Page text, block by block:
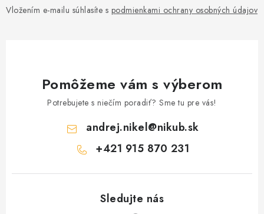
Vložením e-mailu súhlasíte s podmienkami ochrany osobných údajov
Pomôžeme vám s výberom
Potrebujete s niečím poradiť? Sme tu pre vás!
andrej.nikel@nikub.sk
+421 915 870 231